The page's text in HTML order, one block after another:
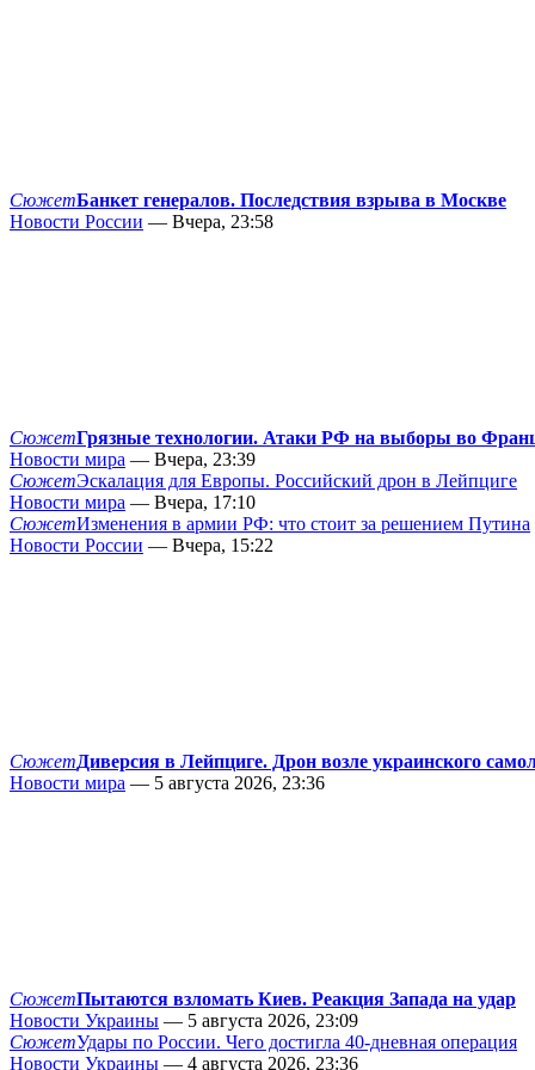
СюжетБанкет генералов. Последствия взрыва в Москве
Новости России — Вчера, 23:58
СюжетГрязные технологии. Атаки РФ на выборы во
Новости мира — Вчера, 23:39
СюжетЭскалация для Европы. Российский дрон в Лейпциге
Новости мира — Вчера, 17:10
СюжетИзменения в армии РФ: что стоит за решением Путина
Новости России — Вчера, 15:22
СюжетДиверсия в Лейпциге. Дрон возле украинского
Новости мира — 5 августа 2026, 23:36
СюжетПытаются взломать Киев. Реакция Запада на удар
Новости Украины — 5 августа 2026, 23:09
СюжетУдары по России. Чего достигла 40-дневная операция
Новости Украины — 4 августа 2026, 23:36